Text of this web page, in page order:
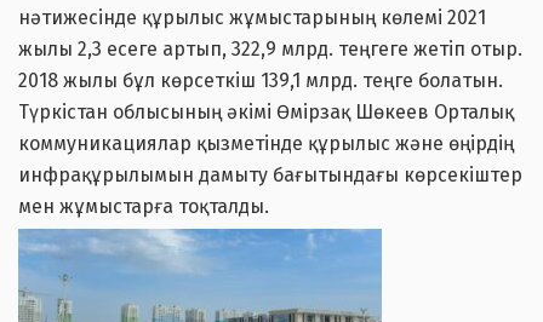
нәтижесінде құрылыс жұмыстарының көлемі 2021
жылы 2,3 есеге артып, 322,9 млрд. теңгеге жетіп отыр.
2018 жылы бұл көрсеткіш 139,1 млрд. теңге болатын.
Түркістан облысының әкімі Өмірзақ Шөкеев Орталық
коммуникациялар қызметінде құрылыс және өңірдің
инфрақұрылымын дамыту бағытындағы көрсекіштер
мен жұмыстарға тоқталды.